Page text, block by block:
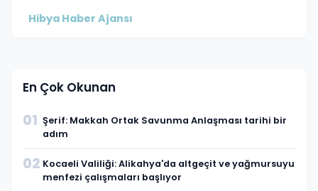
Hibya Haber Ajansı
En Çok Okunan
01 Şerif: Makkah Ortak Savunma Anlaşması tarihi bir
adım
02 Kocaeli Valiliği: Alikahya'da altgeçit ve yağmursuyu
menfezi çalışmaları başlıyor